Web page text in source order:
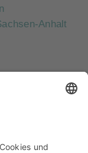
Anhalt